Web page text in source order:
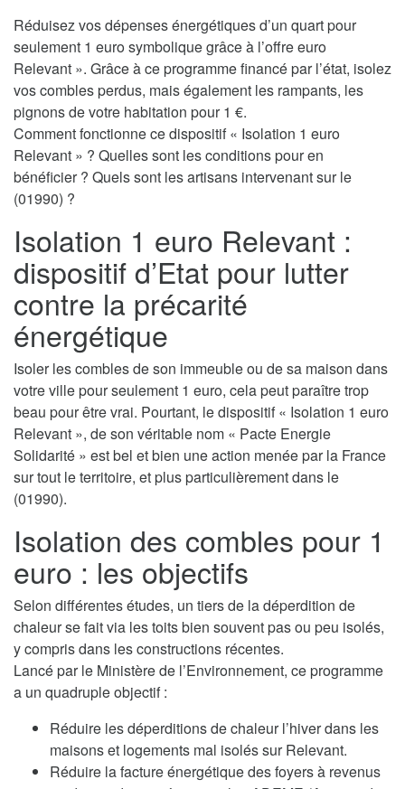
Réduisez vos dépenses énergétiques d’un quart pour
seulement 1 euro symbolique grâce à l’offre euro
Relevant ». Grâce à ce programme financé par l’état, isolez
vos combles perdus, mais également les rampants, les
pignons de votre habitation pour 1 €.
Comment fonctionne ce dispositif « Isolation 1 euro
Relevant » ? Quelles sont les conditions pour en
bénéficier ? Quels sont les artisans intervenant sur le
(01990) ?
Isolation 1 euro Relevant :
dispositif d’Etat pour lutter
contre la précarité
énergétique
Isoler les combles de son immeuble ou de sa maison dans
votre ville pour seulement 1 euro, cela peut paraître trop
beau pour être vrai. Pourtant, le dispositif « Isolation 1 euro
Relevant », de son véritable nom « Pacte Energie
Solidarité » est bel et bien une action menée par la France
sur tout le territoire, et plus particulièrement dans le
(01990).
Isolation des combles pour 1
euro : les objectifs
Selon différentes études, un tiers de la déperdition de
chaleur se fait via les toits bien souvent pas ou peu isolés,
y compris dans les constructions récentes.
Lancé par le Ministère de l’Environnement, ce programme
a un quadruple objectif :
Réduire les déperditions de chaleur l’hiver dans les
maisons et logements mal isolés sur Relevant.
Réduire la facture énergétique des foyers à revenus